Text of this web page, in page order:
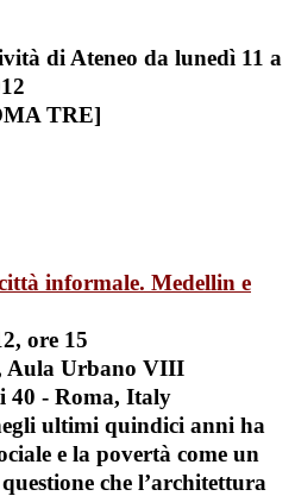
di Ateneo da lunedì 11 a
TRE]
informale. Medellin e
ore 15
Aula Urbano VIII
40 - Roma, Italy
ultimi quindici anni ha
e la povertà come un
che l’architettura